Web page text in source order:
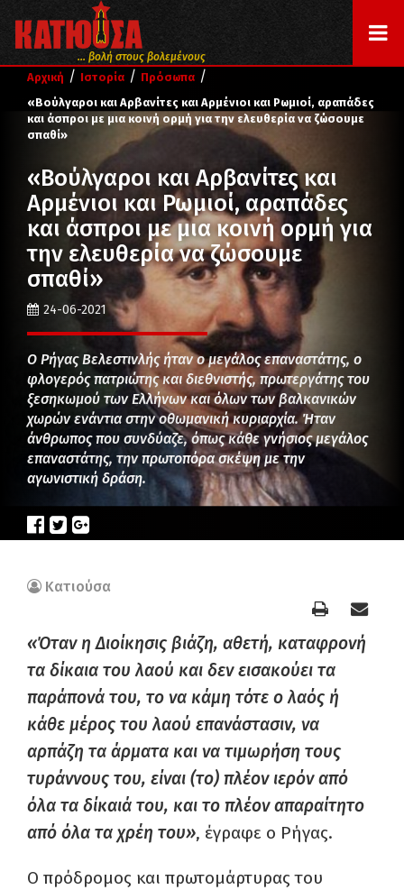
... βολή στους βολεμένους
Αρχική / Ιστορία / Πρόσωπα /
«Βούλγαροι και Αρβανίτες και Αρμένιοι και Ρωμιοί, αραπάδες
και άσπροι με μια κοινή ορμή για την ελευθερία να ζώσουμε
σπαθί»
«Βούλγαροι και Αρβανίτες και
Αρμένιοι και Ρωμιοί, αραπάδες
και άσπροι με μια κοινή ορμή για
την ελευθερία να ζώσουμε
σπαθί»
24-06-2021
Ο Ρήγας Βελεστινλής ήταν ο μεγάλος επαναστάτης, ο
φλογερός πατριώτης και διεθνιστής, πρωτεργάτης του
ξεσηκωμού των Ελλήνων και όλων των βαλκανικών
χωρών ενάντια στην οθωμανική κυριαρχία. Ήταν
άνθρωπος που συνδύαζε, όπως κάθε γνήσιος μεγάλος
επαναστάτης, την πρωτοπόρα σκέψη με την
αγωνιστική δράση.
Κατιούσα
«Όταν η Διοίκησις βιάζη, αθετή, καταφρονή
τα δίκαια του λαού και δεν εισακούει τα
παράπονά του, το να κάμη τότε ο λαός ή
κάθε μέρος του λαού επανάστασιν, να
αρπάζη τα άρματα και να τιμωρήση τους
τυράννους του, είναι (το) πλέον ιερόν από
όλα τα δίκαιά του, και το πλέον απαραίτητο
από όλα τα χρέη του», έγραφε ο Ρήγας.
Ο πρόδρομος και πρωτομάρτυρας του